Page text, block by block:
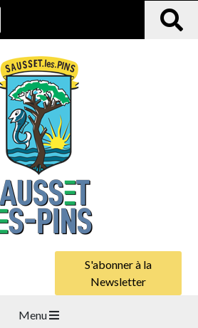
S'abonner à la
Newsletter
Menu